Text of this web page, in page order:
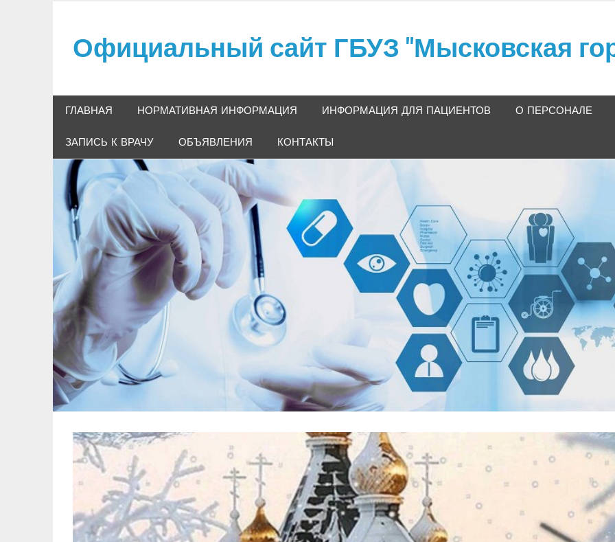
contentОфициальный сайт ГБУЗ "Мысковская
ГЛАВНАЯ НОРМАТИВНАЯ ИНФОРМАЦИЯ ИНФОРМАЦИЯ ДЛЯ ПАЦИЕНТОВ О ПЕРСОНАЛЕ
ЗАПИСЬ К ВРАЧУ ОБЪЯВЛЕНИЯ КОНТАКТЫ